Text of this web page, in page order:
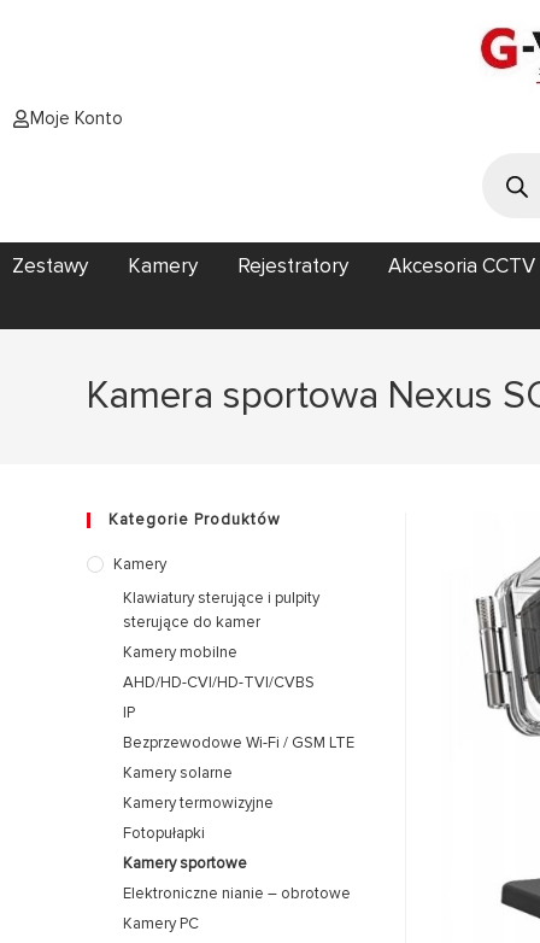
Moje Konto
Zestawy Kamery Rejestratory Akcesoria CCTV
Kamera sportowa Nexus
Kategorie Produktów
Kamery
Klawiatury sterujące i pulpity
sterujące do kamer
Kamery mobilne
AHD/HD-CVI/HD-TVI/CVBS
IP
Bezprzewodowe Wi-Fi / GSM LTE
Kamery solarne
Kamery termowizyjne
Fotopułapki
Kamery sportowe
Elektroniczne nianie – obrotowe
Kamery PC